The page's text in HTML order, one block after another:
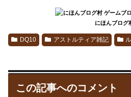
にほんブログ
DQ10 アストルティア雑記
この記事へのコメント